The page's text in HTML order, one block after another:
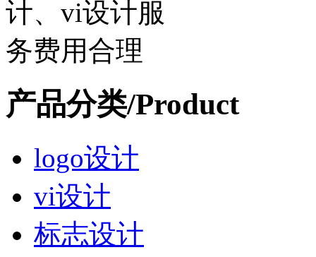
产品分类/Product
logo设计
vi设计
标志设计